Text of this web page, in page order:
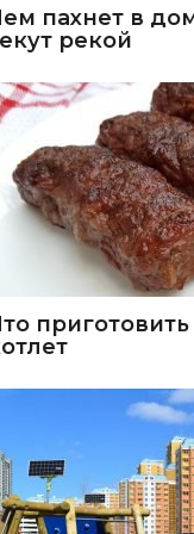
пахнет в
рекой